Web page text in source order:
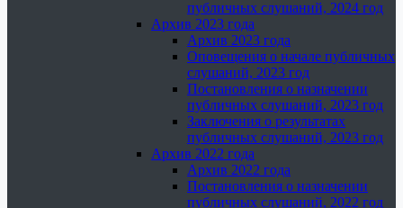
публичных слушаний, 2024 год
Архив 2023 года
Архив 2023 года
Оповещения о начале публичных
слушаний, 2023 год
Постановления о назначении
публичных слушаний, 2023 год
Заключения о результатах
публичных слушаний, 2023 год
Архив 2022 года
Архив 2022 года
Постановления о назначении
публичных слушаний, 2022 год